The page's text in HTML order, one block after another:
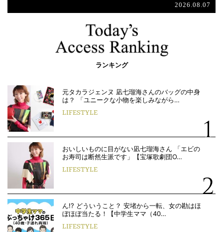
2026.08.07
ランキング
元タカラジェンヌ 凪七瑠海さんのバッグの中身
は？ 「ユニークな小物を楽しみながら…
LIFESTYLE
おいしいものに目がない凪七瑠海さん 「エビの
お寿司は断然生派です」【宝塚歌劇団O…
LIFESTYLE
ん!? どういうこと？ 安堵から一転、女の勘はほ
ぼほぼ当たる！【中学生ママ（40…
LIFESTYLE